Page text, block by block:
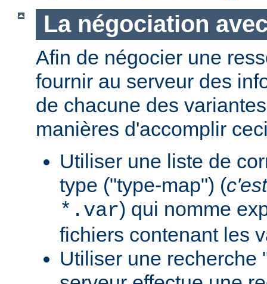
La négociation
Afin de négocier une
fournir au serveur des
de chacune des
manières d'accomplir
Utiliser une liste de
type ("type-map") (
*.var) qui nomme
fichiers contenant les
Utiliser une recherche